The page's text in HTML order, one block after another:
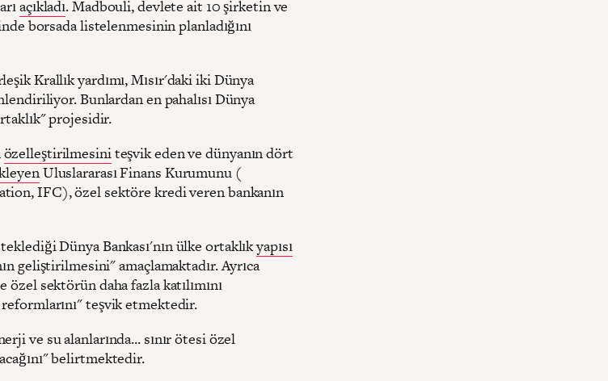
açıkladı. Madbouli, devlete ait 10 şirketin ve
borsada listelenmesinin planladığını
Krallık yardımı, Mısır'daki iki Dünya
Bunlardan en pahalısı Dünya
projesidir.
özelleştirilmesiniteşvik eden ve dünyanın dört
Uluslararası Finans Kurumunu (
IFC), özel sektöre kredi veren bankanın
Dünya Bankası'nın ülke ortaklıkyapısı
geliştirilmesini" amaçlamaktadır. Ayrıca
özel sektörün daha fazla katılımını
reformlarını" teşvik etmektedir.
ve su alanlarında... sınır ötesi özel
belirtmektedir.